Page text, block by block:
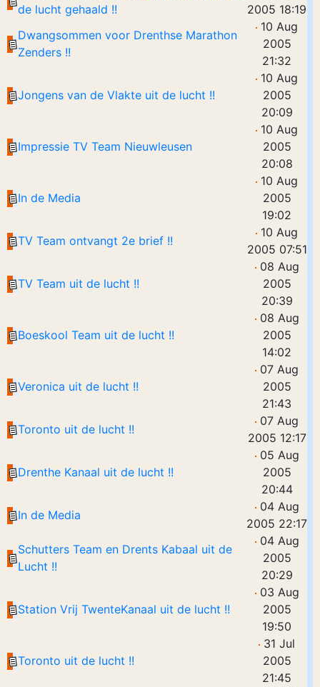
de lucht gehaald !!
2005 18:19
Dwangsommen voor Drenthse Marathon
Zenders !!
10 Aug
2005
21:32
Jongens van de Vlakte uit de lucht !!
10 Aug
2005
20:09
Impressie TV Team Nieuwleusen
10 Aug
2005
20:08
In de Media
10 Aug
2005
19:02
TV Team ontvangt 2e brief !!
10 Aug
2005 07:51
TV Team uit de lucht !!
08 Aug
2005
20:39
Boeskool Team uit de lucht !!
08 Aug
2005
14:02
Veronica uit de lucht !!
07 Aug
2005
21:43
Toronto uit de lucht !!
07 Aug
2005 12:17
Drenthe Kanaal uit de lucht !!
05 Aug
2005
20:44
In de Media
04 Aug
2005 22:17
Schutters Team en Drents Kabaal uit de
Lucht !!
04 Aug
2005
20:29
Station Vrij TwenteKanaal uit de lucht !!
03 Aug
2005
19:50
Toronto uit de lucht !!
31 Jul
2005
21:45